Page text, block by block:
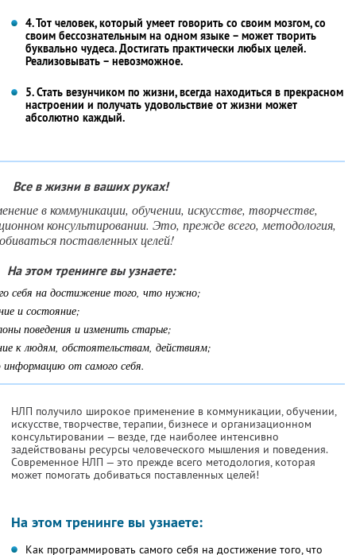
4. Тот человек, который умеет говорить со своим мозгом, со
своим бессознательным на одном языке – может творить
буквально чудеса. Достигать практически любых целей.
Реализовывать – невозможное.
5. Стать везунчиком по жизни, всегда находиться в прекрасном
настроении и получать удовольствие от жизни может
абсолютно каждый.
Все в жизни в ваших руках!
в коммуникации, обучении, искусстве, творчестве,
консультировании. Это, прежде всего, методология,
поставленных целей!
На этом тренинге вы узнаете:
себя на достижение того, что нужно;
и состояние;
поведения и изменить старые;
к людям, обстоятельствам, действиям;
от самого себя.
НЛП получило широкое применение в коммуникации, обучении,
искусстве, творчестве, терапии, бизнесе и организационном
консультировании — везде, где наиболее интенсивно
задействованы ресурсы человеческого мышления и поведения.
Современное НЛП — это прежде всего методология, которая
может помогать добиваться поставленных целей!
На этом тренинге вы узнаете:
Как программировать самого себя на достижение того, что